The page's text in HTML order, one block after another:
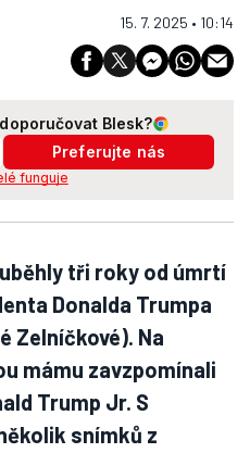
15. 7. 2025 • 10:14
Blesk?
Preferujte nás
funguje
tři roky od úmrtí
Donalda Trumpa
Zelníčkové). Na
mámu zavzpomínali
Trump Jr. S
snímků z